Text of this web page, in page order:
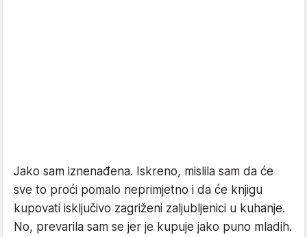
Jako sam iznenađena. Iskreno, mislila sam da će
sve to proći pomalo neprimjetno i da će knjigu
kupovati isključivo zagriženi zaljubljenici u kuhanje.
No, prevarila sam se jer je kupuje jako puno mladih.